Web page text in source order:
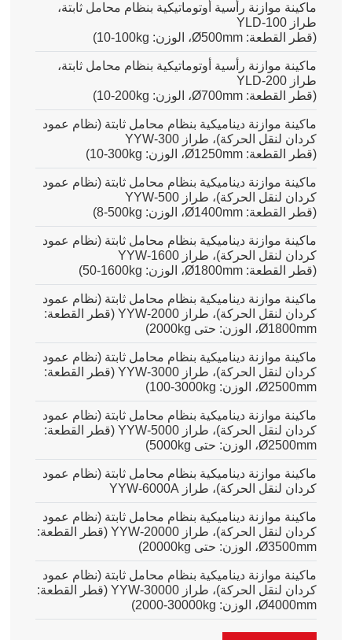
ماكينة موازنة رأسية أوتوماتيكية بنظام محامل ثابتة،
طراز YLD-100
(قطر القطعة: Ø500mm، الوزن:
10-100kg
)
ماكينة موازنة رأسية أوتوماتيكية بنظام محامل ثابتة،
طراز YLD-200
(قطر القطعة: Ø700mm، الوزن:
10-200kg
)
ماكينة موازنة ديناميكية بنظام محامل ثابتة (نظام عمود
كردان لنقل الحركة)، طراز YYW-300
(قطر القطعة: Ø1250mm، الوزن:
10-300kg
)
ماكينة موازنة ديناميكية بنظام محامل ثابتة (نظام عمود
كردان لنقل الحركة)، طراز YYW-500
(قطر القطعة: Ø1400mm، الوزن:
8-500kg
)
ماكينة موازنة ديناميكية بنظام محامل ثابتة (نظام عمود
كردان لنقل الحركة)، طراز YYW-1600
(قطر القطعة: Ø1800mm، الوزن:
50-1600kg
)
ماكينة موازنة ديناميكية بنظام محامل ثابتة (نظام عمود
كردان لنقل الحركة)، طراز YYW-2000 (قطر القطعة:
Ø1800mm، الوزن: حتى 2000kg)
ماكينة موازنة ديناميكية بنظام محامل ثابتة (نظام عمود
كردان لنقل الحركة)، طراز YYW-3000 (قطر القطعة:
Ø2500mm، الوزن:
100-3000kg
)
ماكينة موازنة ديناميكية بنظام محامل ثابتة (نظام عمود
كردان لنقل الحركة)، طراز YYW-5000 (قطر القطعة:
Ø2500mm، الوزن: حتى 5000kg)
ماكينة موازنة ديناميكية بنظام محامل ثابتة (نظام عمود
كردان لنقل الحركة)، طراز YYW-6000A
ماكينة موازنة ديناميكية بنظام محامل ثابتة (نظام عمود
كردان لنقل الحركة)، طراز YYW-20000 (قطر القطعة:
Ø3500mm، الوزن: حتى 20000kg)
ماكينة موازنة ديناميكية بنظام محامل ثابتة (نظام عمود
كردان لنقل الحركة)، طراز YYW-30000 (قطر القطعة:
Ø4000mm، الوزن:
2000-30000kg
)